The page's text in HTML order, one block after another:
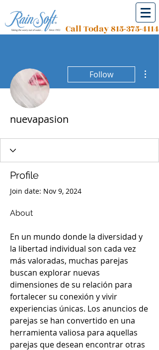
Call Today815-375-4114
Follow
nuevapasion
Profile
Join date: Nov 9, 2024
About
En un mundo donde la diversidad y
la libertad individual son cada vez
más valoradas, muchas parejas
buscan explorar nuevas
dimensiones de su relación para
fortalecer su conexión y vivir
experiencias únicas. Los anuncios de
parejas se han convertido en una
herramienta valiosa para aquellas
parejas que desean encontrar otras